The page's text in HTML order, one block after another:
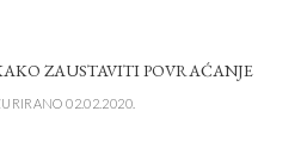
ZAUSTAVITI POVRAĆANJE
02.02.2020.